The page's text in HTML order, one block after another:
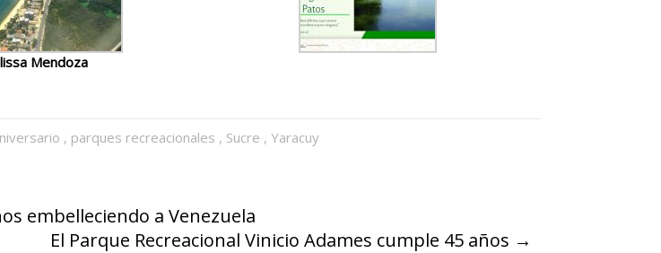
Mendoza
, parques recreacionales , Sucre ,Yaracuy
embelleciendo a Venezuela
El Parque Recreacional Vinicio Adames cumple 45 años →